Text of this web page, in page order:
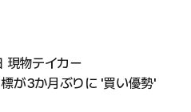
現物テイカー
が3か月ぶりに '買い優勢'